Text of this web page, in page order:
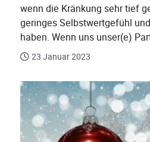
wenn die Kränkung sehr tief
geringes Selbstwertgefühl
haben. Wenn uns unser(e)
23 Januar 2023